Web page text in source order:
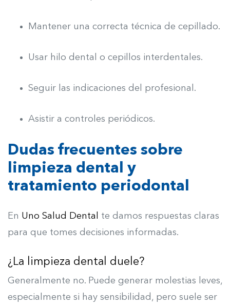
Mantener una correcta técnica de cepillado.
Usar hilo dental o cepillos interdentales.
Seguir las indicaciones del profesional.
Asistir a controles periódicos.
Dudas frecuentes sobre
limpieza dental y
tratamiento periodontal
En Uno Salud Dental te damos respuestas claras
para que tomes decisiones informadas.
¿La limpieza dental duele?
Generalmente no. Puede generar molestias leves,
especialmente si hay sensibilidad, pero suele ser